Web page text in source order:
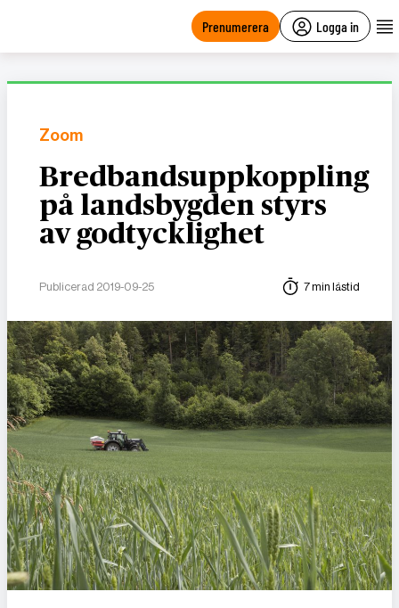
Prenumerera Logga in
Zoom
Bredbandsuppkoppling
på landsbygden styrs
av godtycklighet
Publicerad 2019-09-25 7 min lästid